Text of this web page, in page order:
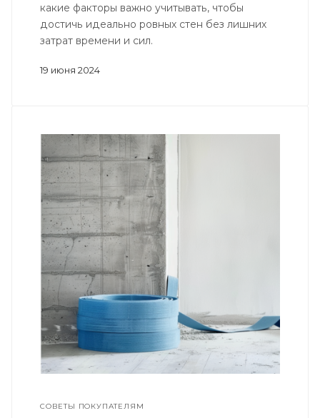
19 июня 2024
какие факторы важно учитывать, чтобы
достичь идеально ровных стен без лишних
затрат времени и сил.
СОВЕТЫ ПОКУПАТЕЛЯМ